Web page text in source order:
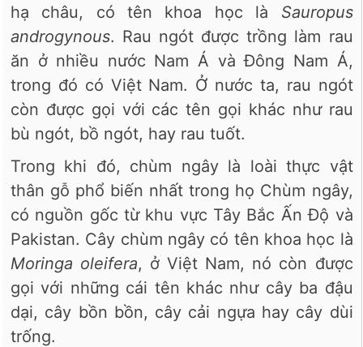
hạ châu, có tên khoa học là Sauropus
androgynous. Rau ngót được trồng làm rau
ăn ở nhiều nước Nam Á và Đông Nam Á,
trong đó có Việt Nam. Ở nước ta, rau ngót
còn được gọi với các tên gọi khác như rau
bù ngót, bồ ngót, hay rau tuốt.
Trong khi đó, chùm ngây là loài thực vật
thân gỗ phổ biến nhất trong họ Chùm ngây,
có nguồn gốc từ khu vực Tây Bắc Ấn Độ và
Pakistan. Cây chùm ngây có tên khoa học là
Moringa oleifera, ở Việt Nam, nó còn được
gọi với những cái tên khác như cây ba đậu
dại, cây bồn bồn, cây cải ngựa hay cây dùi
trống.